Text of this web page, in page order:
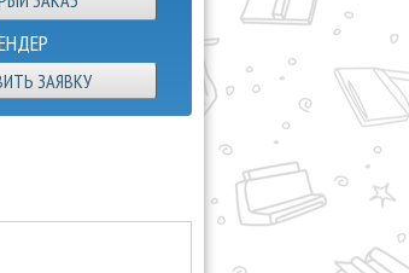
ЗАЯВКУ